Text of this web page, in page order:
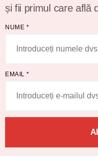
și fii primul care află
NUME *
EMAIL *